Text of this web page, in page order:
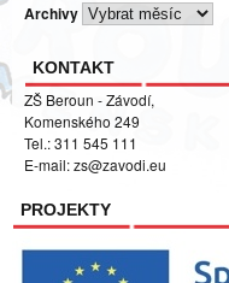
Archivy
KONTAKT
ZŠ Beroun - Závodí,
Komenského 249
Tel.: 311 545 111
E-mail:zs@zavodi.eu
PROJEKTY